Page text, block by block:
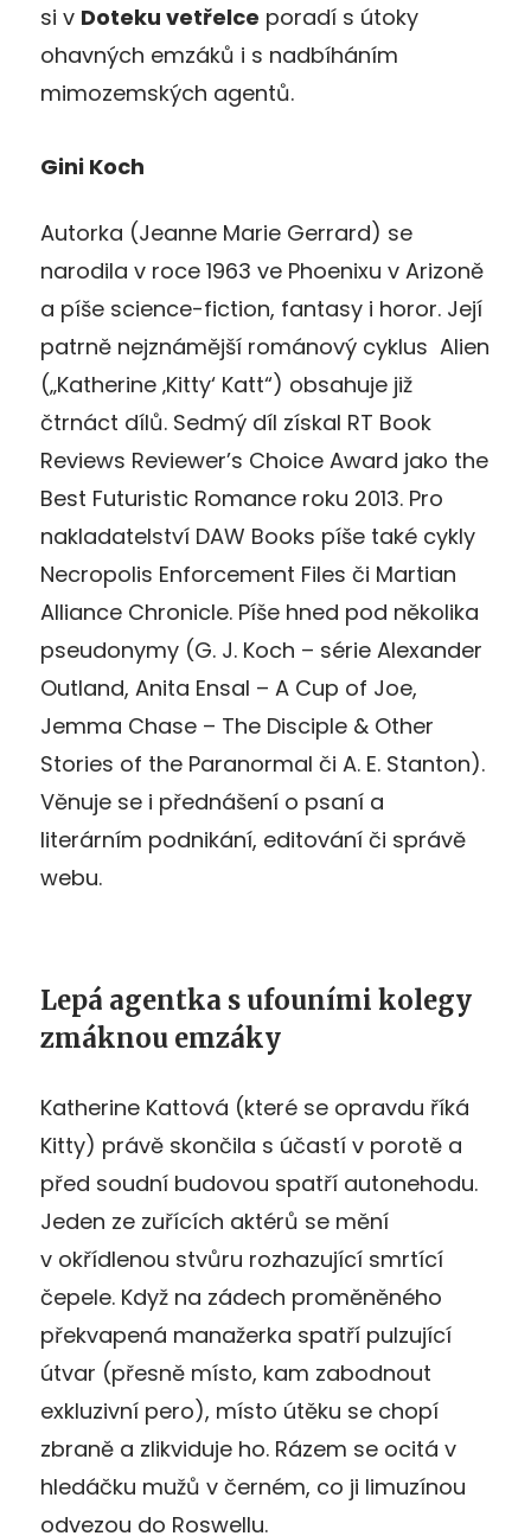
si v Doteku vetřelce poradí s útoky
ohavných emzáků i s nadbíháním
mimozemských agentů.
Gini Koch
Autorka (Jeanne Marie Gerrard) se
narodila v roce 1963 ve Phoenixu v Arizoně
a píše science-fiction, fantasy i horor. Její
patrně nejznámější románový cyklus Alien
(„Katherine ‚Kitty‘ Katt“) obsahuje již
čtrnáct dílů. Sedmý díl získal RT Book
Reviews Reviewer’s Choice Award jako the
Best Futuristic Romance roku 2013. Pro
nakladatelství DAW Books píše také cykly
Necropolis Enforcement Files či Martian
Alliance Chronicle. Píše hned pod několika
pseudonymy (G. J. Koch – série Alexander
Outland, Anita Ensal – A Cup of Joe,
Jemma Chase – The Disciple & Other
Stories of the Paranormal či A. E. Stanton).
Věnuje se i přednášení o psaní a
literárním podnikání, editování či správě
webu.
Lepá agentka s ufouními kolegy
zmáknou emzáky
Katherine Kattová (které se opravdu říká
Kitty) právě skončila s účastí v porotě a
před soudní budovou spatří autonehodu.
Jeden ze zuřících aktérů se mění
v okřídlenou stvůru rozhazující smrtící
čepele. Když na zádech proměněného
překvapená manažerka spatří pulzující
útvar (přesně místo, kam zabodnout
exkluzivní pero), místo útěku se chopí
zbraně a zlikviduje ho. Rázem se ocitá v
hledáčku mužů v černém, co ji limuzínou
odvezou do Roswellu.